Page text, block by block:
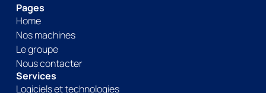
Pages
Home
Nos machines
Le groupe
Nous contacter
Services
Logiciels et technologies